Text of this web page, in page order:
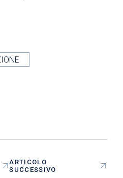
ARTICOLO
SUCCESSIVO